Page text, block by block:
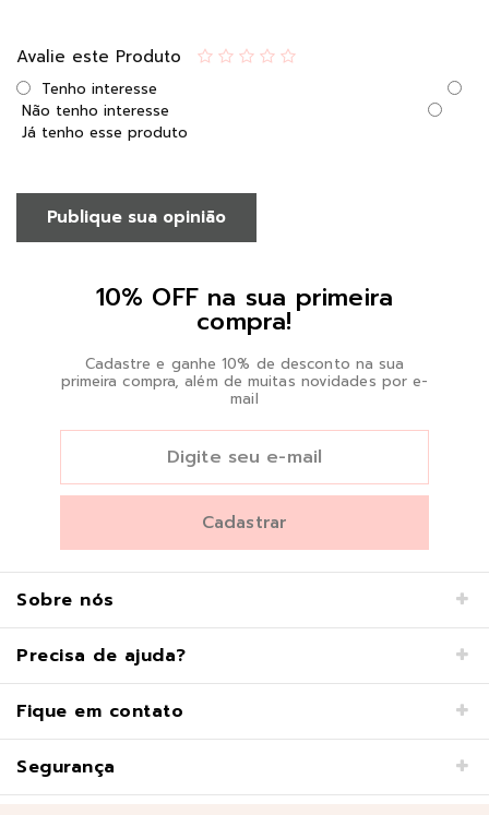
Avalie este Produto
Tenho interesse
Não tenho interesse
Já tenho esse produto
Publique sua opinião
10% OFF na sua primeira
compra!
Cadastre e ganhe 10% de desconto na sua
primeira compra, além de muitas novidades por e-
mail
Sobre nós
Precisa de ajuda?
Fique em contato
Segurança